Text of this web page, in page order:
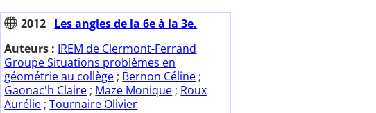
2012 Les angles de la 6e à la 3e.
Auteurs : IREM de Clermont-Ferrand
Groupe Situations problèmes en
géométrie au collège ; Bernon Céline ;
Gaonac'h Claire ; Maze Monique ; Roux
Aurélie ;Tournaire Olivier